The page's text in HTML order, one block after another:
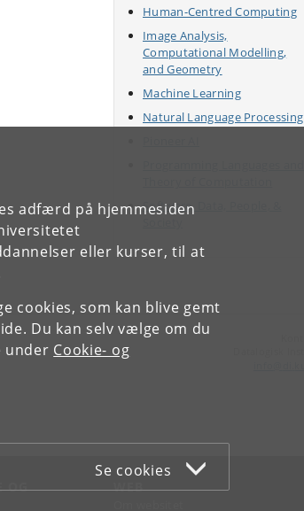
adfærd på hjemmesiden
eller kurser, til at
cookies, som kan blive gemt
Du kan selv vælge om du
under Cookie- og
Se cookies
Human-Centred Computing
Image Analysis,
Computational Modelling,
and Geometry
Machine Learning
Natural Language Processing
Software, Data, People, &
OG
WEB